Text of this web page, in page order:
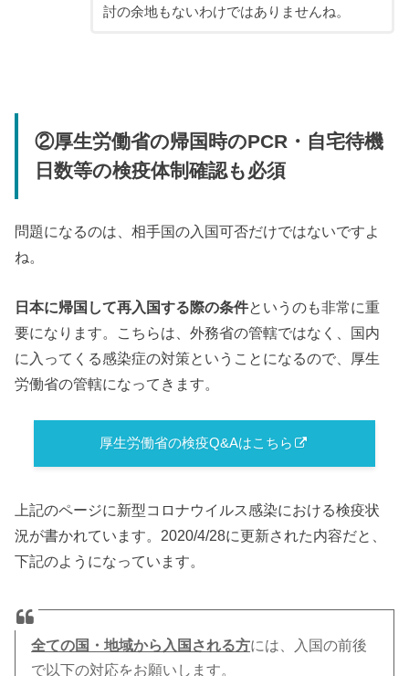
討の余地もないわけではありませんね。
②厚生労働省の帰国時のPCR・自宅待機
日数等の検疫体制確認も必須
問題になるのは、相手国の入国可否だけではないですよ
ね。
日本に帰国して再入国する際の条件というのも非常に重
要になります。こちらは、外務省の管轄ではなく、国内
に入ってくる感染症の対策ということになるので、厚生
労働省の管轄になってきます。
厚生労働省の検疫Q&Aはこちら
上記のページに新型コロナウイルス感染における検疫状
況が書かれています。2020/4/28に更新された内容だと、
下記のようになっています。
全ての国・地域から入国される方には、入国の前後
で以下の対応をお願いします。